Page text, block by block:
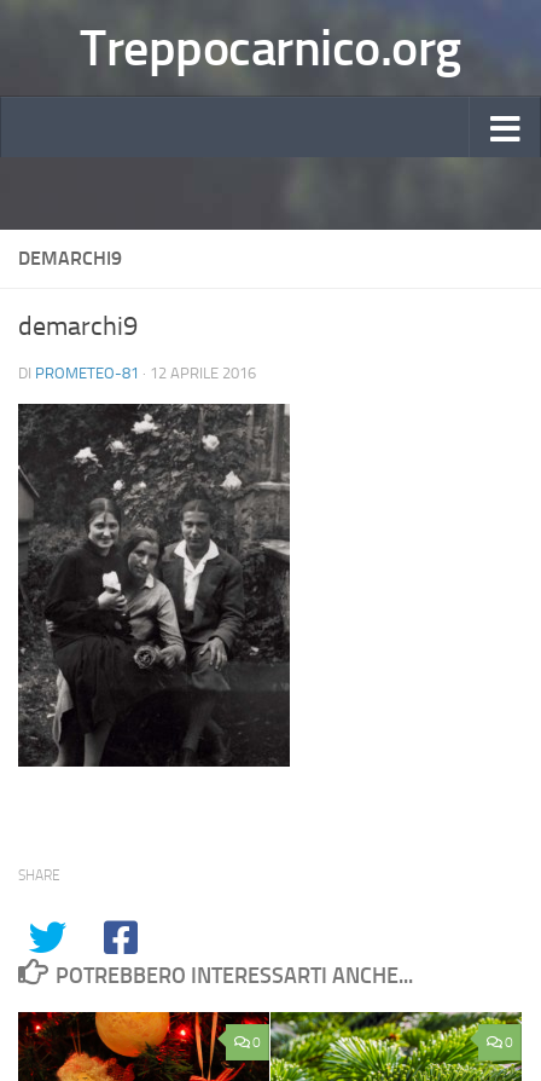
Treppocarnico.org
DEMARCHI9
demarchi9
DI PROMETEO-81 · 12 APRILE 2016
SHARE
POTREBBERO INTERESSARTI ANCHE...
0 0